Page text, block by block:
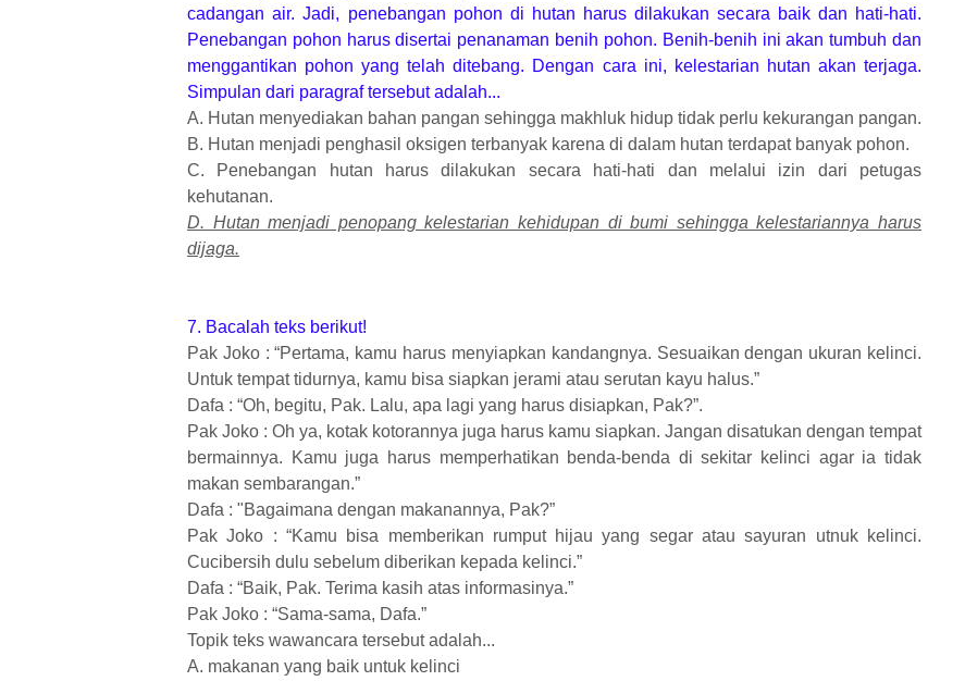
cadangan air. Jadi, penebangan pohon di hutan harus dilakukan secara baik dan hati-hati.
Penebangan pohon harus disertai penanaman benih pohon. Benih-benih ini akan tumbuh dan
menggantikan pohon yang telah ditebang. Dengan cara ini, kelestarian hutan akan terjaga.
Simpulan dari paragraf tersebut adalah...
A. Hutan menyediakan bahan pangan sehingga makhluk hidup tidak perlu kekurangan pangan.
B. Hutan menjadi penghasil oksigen terbanyak karena di dalam hutan terdapat banyak pohon.
C. Penebangan hutan harus dilakukan secara hati-hati dan melalui izin dari petugas
kehutanan.
D. Hutan menjadi penopang kelestarian kehidupan di bumi sehingga kelestariannya harus
dijaga.
7. Bacalah teks berikut!
Pak Joko : “Pertama, kamu harus menyiapkan kandangnya. Sesuaikan dengan ukuran kelinci.
Untuk tempat tidurnya, kamu bisa siapkan jerami atau serutan kayu halus.”
Dafa : “Oh, begitu, Pak. Lalu, apa lagi yang harus disiapkan, Pak?”.
Pak Joko : Oh ya, kotak kotorannya juga harus kamu siapkan. Jangan disatukan dengan tempat
bermainnya. Kamu juga harus memperhatikan benda-benda di sekitar kelinci agar ia tidak
makan sembarangan.”
Dafa : "Bagaimana dengan makanannya, Pak?”
Pak Joko : “Kamu bisa memberikan rumput hijau yang segar atau sayuran utnuk kelinci.
Cucibersih dulu sebelum diberikan kepada kelinci.”
Dafa : “Baik, Pak. Terima kasih atas informasinya.”
Pak Joko : “Sama-sama, Dafa.”
Topik teks wawancara tersebut adalah...
A. makanan yang baik untuk kelinci